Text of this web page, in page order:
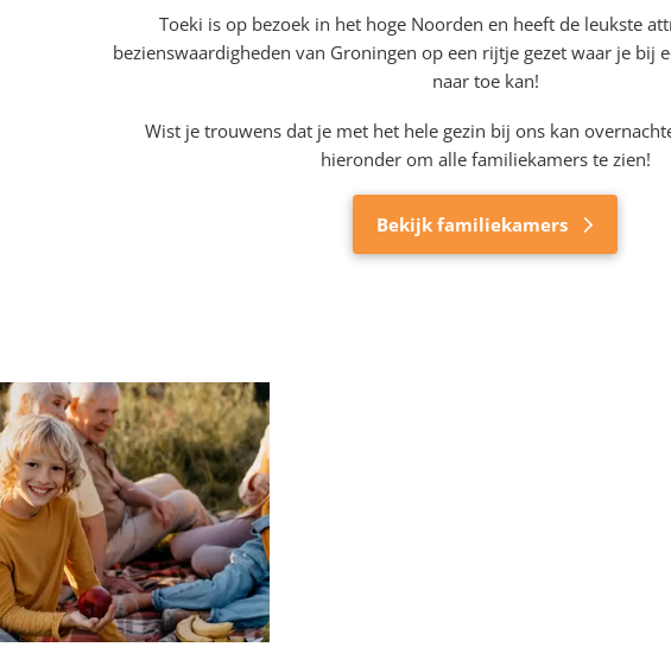
Toeki is op bezoek in het hoge Noorden en heeft de leukste
bezienswaardigheden van Groningen op een rijtje gezet waar je bij
naar toe kan!
Wist je trouwens dat je met het hele gezin bij ons kan
hieronder om alle familiekamers te zien!
Bekijk familiekamers